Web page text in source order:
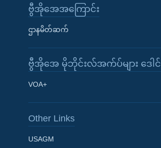
Learning English
ဗွီအိုအေအကြောင်း
ဌာနမိတ်ဆက်
ဗွီအိုအေ မိုဘိုင်းလ်အက်ပ်များ ဒေ
VOA+
Other Links
USAGM